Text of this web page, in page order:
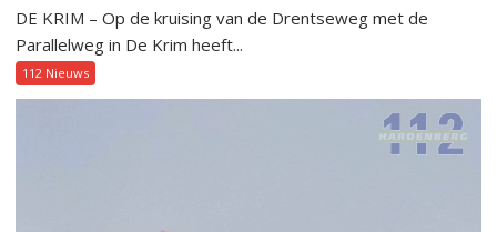
DE KRIM – Op de kruising van de Drentseweg met de
Parallelweg in De Krim heeft...
112 Nieuws